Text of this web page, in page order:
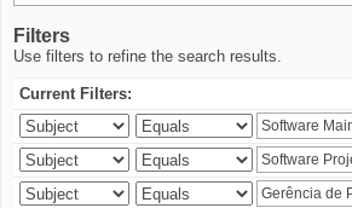
Filters
Use filters to refine the search results.
Current Filters: